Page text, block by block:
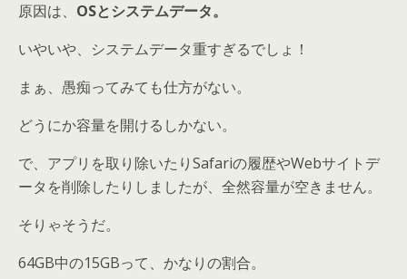
原因は、 OSとシステムデータ。
いやいや、システムデータ重すぎるでしょ！
まぁ、愚痴ってみても仕方がない。
どうにか容量を開けるしかない。
で、アプリを取り除いたりSafariの履歴やWebサイトデ
ータを削除したりしましたが、全然容量が空きません。
そりゃそうだ。
64GB中の15GBって、かなりの割合。